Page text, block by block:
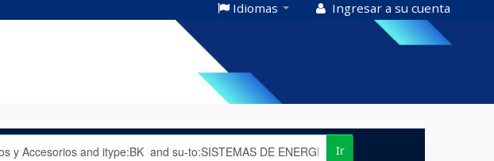
Idiomas Ingresar a su cuenta
Ir